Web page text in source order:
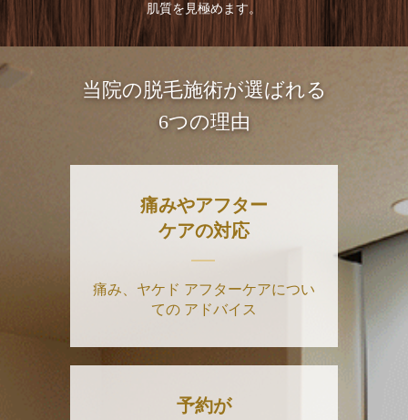
肌質を見極めます。
当院の脱毛施術が選ばれる
6つの理由
痛みやアフター
ケアの対応
痛み、ヤケド アフターケアについ
てのアドバイス
予約が